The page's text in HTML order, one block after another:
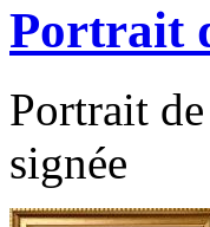
Portrait
Portrait
signée